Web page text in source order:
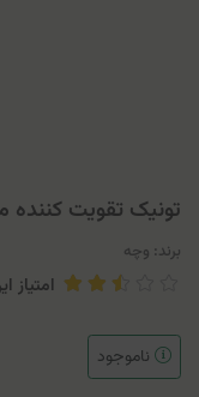
تونيک تقویت کننده
برند: وچه
امتیاز
ناموجود